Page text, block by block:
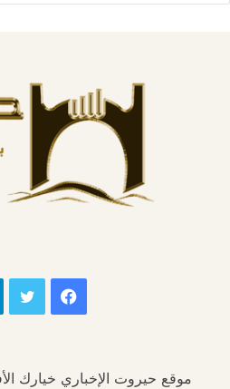
فيسبوك
موقع حيروت الإخباري خيارك